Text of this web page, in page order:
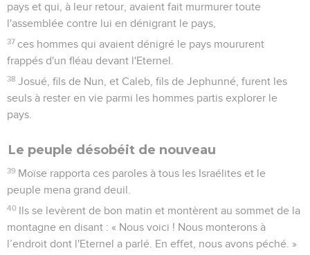
pays et qui, à leur retour, avaient fait murmurer toute
l'assemblée contre lui en dénigrant le pays,
37 ces hommes qui avaient dénigré le pays moururent
frappés d'un fléau devant l'Eternel.
38 Josué, fils de Nun, et Caleb, fils de Jephunné, furent les
seuls à rester en vie parmi les hommes partis explorer le
pays.
Le peuple désobéit de nouveau
39 Moïse rapporta ces paroles à tous les Israélites et le
peuple mena grand deuil.
40 Ils se levèrent de bon matin et montèrent au sommet de la
montagne en disant : « Nous voici ! Nous monterons à
l’endroit dont l'Eternel a parlé. En effet, nous avons péché. »